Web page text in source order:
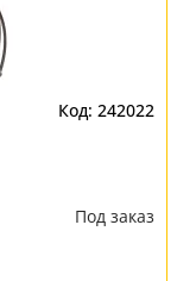
242022
Под заказ